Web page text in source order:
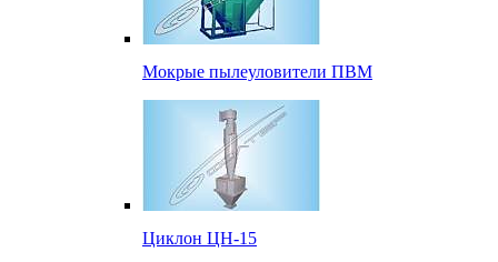
Мокрые пылеуловители ПВМ
Циклон ЦН-15